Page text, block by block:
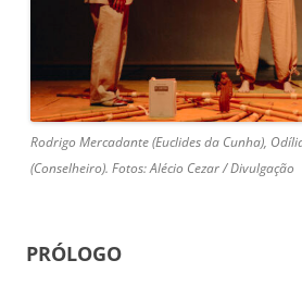
Rodrigo Mercadante (Euclides da Cunha),
(Conselheiro). Fotos: Alécio Cezar / Divulgação
PRÓLOGO